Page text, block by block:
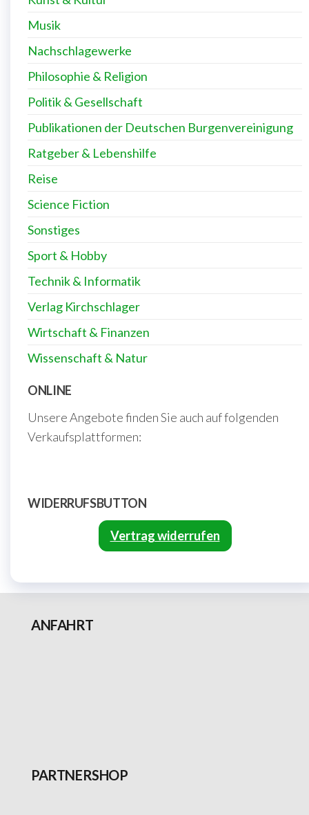
Musik
Nachschlagewerke
Philosophie & Religion
Politik & Gesellschaft
Publikationen der Deutschen Burgenvereinigung
Ratgeber & Lebenshilfe
Reise
Science Fiction
Sonstiges
Sport & Hobby
Technik & Informatik
Verlag Kirchschlager
Wirtschaft & Finanzen
Wissenschaft & Natur
ONLINE
Unsere Angebote finden Sie auch auf folgenden
Verkaufsplattformen:
WIDERRUFSBUTTON
Vertrag widerrufen
ANFAHRT
PARTNERSHOP